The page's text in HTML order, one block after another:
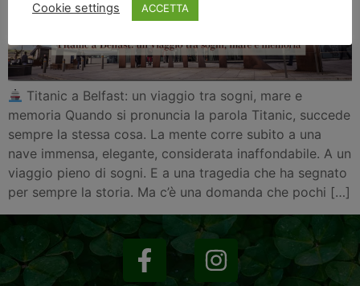
Titanic a Belfast: un viaggio tra sogni, mare e
memoria Quando si pronuncia la parola Titanic, succede
sempre la stessa cosa. La mente corre subito a una
nave immensa, elegante, considerata inaffondabile. A un
viaggio pieno di sogni. E a una tragedia che ha segnato
per sempre la storia. Ma c’è una domanda che pochi […]
Cookie settings ACCETTA